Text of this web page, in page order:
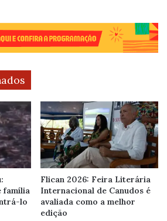
família
lo
Flican 2026: Feira Literária
Internacional de Canudos é
avaliada como a melhor
edição